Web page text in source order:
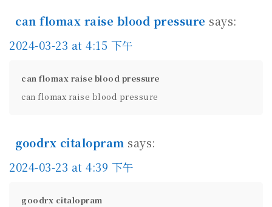
can flomax raise blood pressure says:
2024-03-23 at 4:15 下午
can flomax raise blood pressure
can flomax raise blood pressure
goodrx citalopram says:
2024-03-23 at 4:39 下午
goodrx citalopram